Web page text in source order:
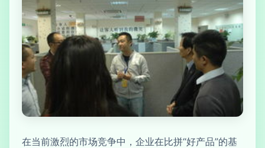
在当前激烈的市场竞争中，企业在比拼“好产品”的基